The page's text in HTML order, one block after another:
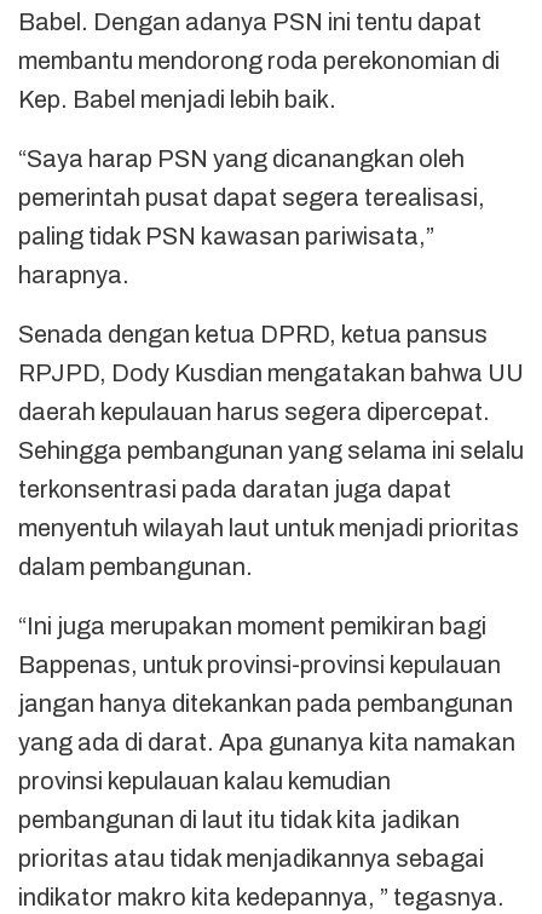
Babel. Dengan adanya PSN ini tentu dapat
membantu mendorong roda perekonomian di
Kep. Babel menjadi lebih baik.
“Saya harap PSN yang dicanangkan oleh
pemerintah pusat dapat segera terealisasi,
paling tidak PSN kawasan pariwisata,”
harapnya.
Senada dengan ketua DPRD, ketua pansus
RPJPD, Dody Kusdian mengatakan bahwa UU
daerah kepulauan harus segera dipercepat.
Sehingga pembangunan yang selama ini selalu
terkonsentrasi pada daratan juga dapat
menyentuh wilayah laut untuk menjadi prioritas
dalam pembangunan.
“Ini juga merupakan moment pemikiran bagi
Bappenas, untuk provinsi-provinsi kepulauan
jangan hanya ditekankan pada pembangunan
yang ada di darat. Apa gunanya kita namakan
provinsi kepulauan kalau kemudian
pembangunan di laut itu tidak kita jadikan
prioritas atau tidak menjadikannya sebagai
indikator makro kita kedepannya, ” tegasnya.